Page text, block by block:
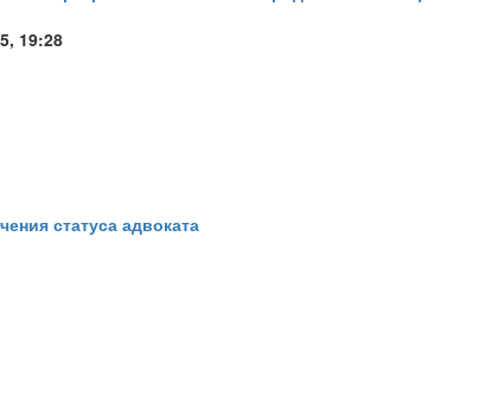
19:28
статуса адвоката